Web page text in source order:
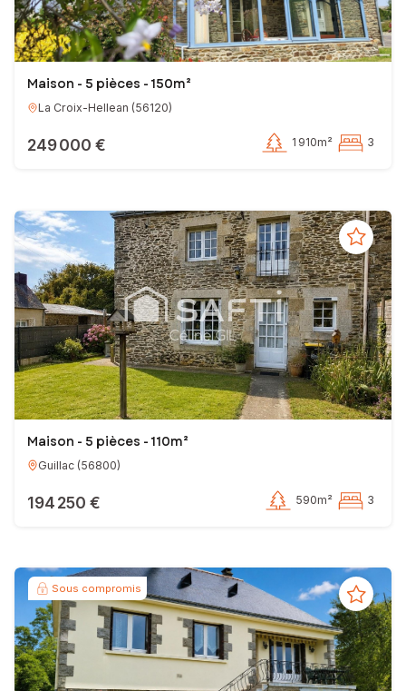
Maison - 5 pièces - 150m²
La Croix-Hellean (56120)
249 000 € 1 910m² 3
Maison - 5 pièces - 110m²
Guillac (56800)
194 250 € 590m² 3
Sous compromis